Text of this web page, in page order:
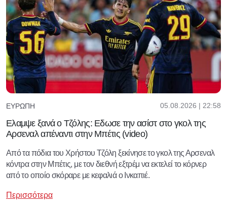
ΕΥΡΏΠΗ 05.08.2026 | 22:58
Ελαμψε ξανά ο Τζόλης: Εδωσε την ασίστ στο γκολ της
Αρσεναλ απέναντι στην Μπέτις (video)
Από τα πόδια του Χρήστου Τζόλη ξεκίνησε το γκολ της Αρσεναλ
κόντρα στην Μπέτις, με τον διεθνή εξτρέμ να εκτελεί το κόρνερ
από το οποίο σκόραρε με κεφαλιά ο Ινκαπιέ.
Περισσότερα